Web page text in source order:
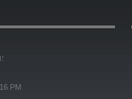
PM